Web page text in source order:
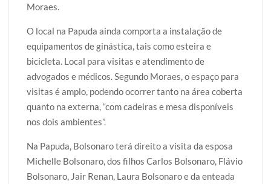
Moraes.
O local na Papuda ainda comporta a instalação de
equipamentos de ginástica, tais como esteira e
bicicleta. Local para visitas e atendimento de
advogados e médicos. Segundo Moraes, o espaço para
visitas é amplo, podendo ocorrer tanto na área coberta
quanto na externa, “com cadeiras e mesa disponíveis
nos dois ambientes”.
Na Papuda, Bolsonaro terá direito a visita da esposa
Michelle Bolsonaro, dos filhos Carlos Bolsonaro, Flávio
Bolsonaro, Jair Renan, Laura Bolsonaro e da enteada